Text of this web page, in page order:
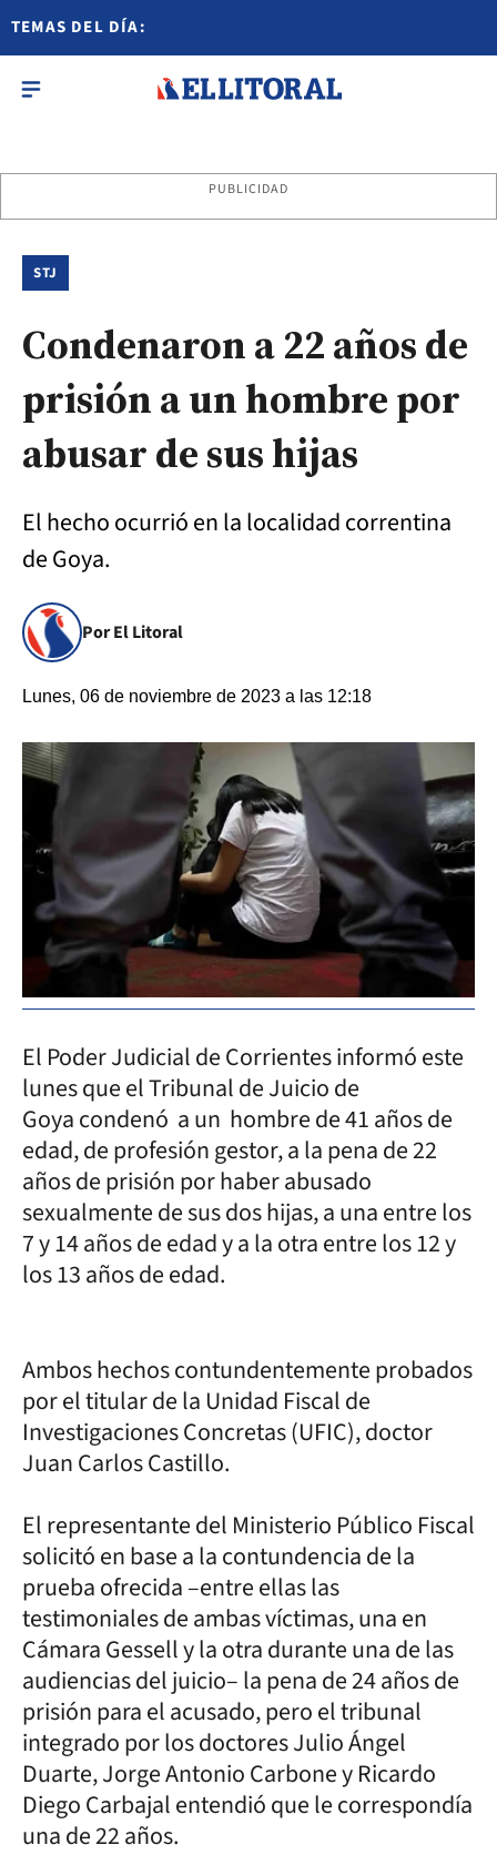
TEMAS DEL DÍA:
PUBLICIDAD
STJ
Condenaron a 22 años de
prisión a un hombre por
abusar de sus hijas
El hecho ocurrió en la localidad correntina
de Goya.
Por El Litoral
Lunes, 06 de noviembre de 2023 a las 12:18
El Poder Judicial de Corrientes informó este
lunes que el Tribunal de Juicio de
Goya condenó a un hombre de 41 años de
edad, de profesión gestor, a la pena de 22
años de prisión por haber abusado
sexualmente de sus dos hijas, a una entre los
7 y 14 años de edad y a la otra entre los 12 y
los 13 años de edad.
Ambos hechos contundentemente probados
por el titular de la Unidad Fiscal de
Investigaciones Concretas (UFIC), doctor
Juan Carlos Castillo.
El representante del Ministerio Público Fiscal
solicitó en base a la contundencia de la
prueba ofrecida –entre ellas las
testimoniales de ambas víctimas, una en
Cámara Gessell y la otra durante una de las
audiencias del juicio– la pena de 24 años de
prisión para el acusado, pero el tribunal
integrado por los doctores Julio Ángel
Duarte, Jorge Antonio Carbone y Ricardo
Diego Carbajal entendió que le correspondía
una de 22 años.